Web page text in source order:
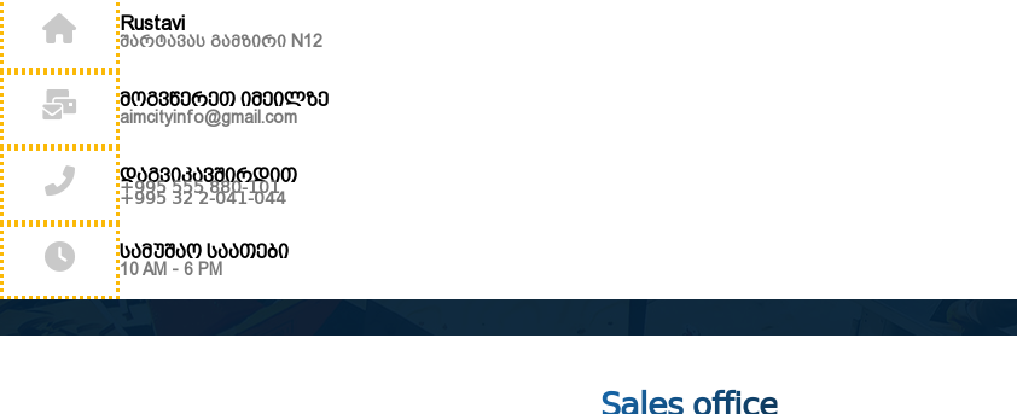
Rustavi
შარტავას გამზირი N12
მოგვწერეთ იმეილზე
aimcityinfo@gmail.com
დაგვიკავშირდით
+995 555 880-101
+995 32 2-041-044
სამუშაო საათები
10 AM - 6 PM